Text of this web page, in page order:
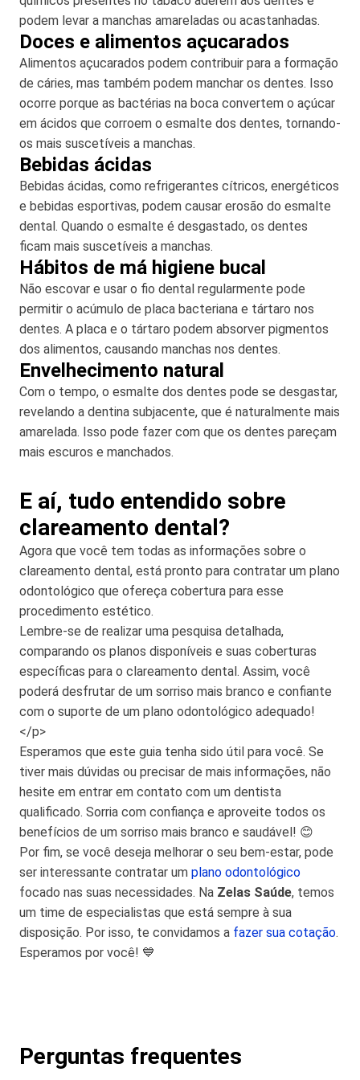
podem levar a manchas amareladas ou acastanhadas.
Doces e alimentos açucarados
Alimentos açucarados podem contribuir para a formação
de cáries, mas também podem manchar os dentes. Isso
ocorre porque as bactérias na boca convertem o açúcar
em ácidos que corroem o esmalte dos dentes, tornando-
os mais suscetíveis a manchas.
Bebidas ácidas
Bebidas ácidas, como refrigerantes cítricos, energéticos
e bebidas esportivas, podem causar erosão do esmalte
dental. Quando o esmalte é desgastado, os dentes
ficam mais suscetíveis a manchas.
Hábitos de má higiene bucal
Não escovar e usar o fio dental regularmente pode
permitir o acúmulo de placa bacteriana e tártaro nos
dentes. A placa e o tártaro podem absorver pigmentos
dos alimentos, causando manchas nos dentes.
Envelhecimento natural
Com o tempo, o esmalte dos dentes pode se desgastar,
revelando a dentina subjacente, que é naturalmente mais
amarelada. Isso pode fazer com que os dentes pareçam
mais escuros e manchados.
E aí, tudo entendido sobre
clareamento dental?
Agora que você tem todas as informações sobre o
clareamento dental, está pronto para contratar um plano
odontológico que ofereça cobertura para esse
procedimento estético.
Lembre-se de realizar uma pesquisa detalhada,
comparando os planos disponíveis e suas coberturas
específicas para o clareamento dental. Assim, você
poderá desfrutar de um sorriso mais branco e confiante
com o suporte de um plano odontológico adequado!
</p>
Esperamos que este guia tenha sido útil para você. Se
tiver mais dúvidas ou precisar de mais informações, não
hesite em entrar em contato com um dentista
qualificado. Sorria com confiança e aproveite todos os
benefícios de um sorriso mais branco e saudável! 😊
Por fim, se você deseja melhorar o seu bem-estar, pode
ser interessante contratar um plano odontológico
focado nas suas necessidades. Na Zelas Saúde, temos
um time de especialistas que está sempre à sua
disposição. Por isso, te convidamos a fazer sua cotação.
Esperamos por você! 💙
Perguntas frequentes